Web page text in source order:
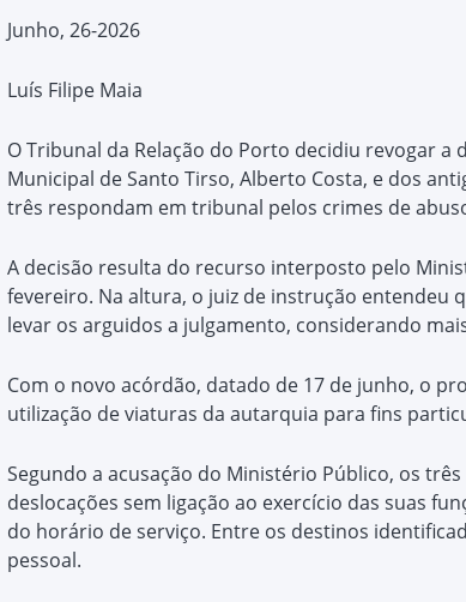
Junho, 26-2026
Luís Filipe Maia
O Tribunal da Relação do Porto decidiu revogar
Municipal de Santo Tirso, Alberto Costa, e dos
três respondam em tribunal pelos crimes de
A decisão resulta do recurso interposto pelo
fevereiro. Na altura, o juiz de instrução entendeu
levar os arguidos a julgamento, considerando
Com o novo acórdão, datado de 17 de junho, o
utilização de viaturas da autarquia para fins
Segundo a acusação do Ministério Público, os
deslocações sem ligação ao exercício das suas
do horário de serviço. Entre os destinos
pessoal.